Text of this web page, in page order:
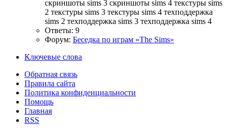
скриншоты sims 3 скриншоты sims 4 текстуры sims
2 текстуры sims 3 текстуры sims 4 техподдержка
sims 2 техподдержка sims 3 техподдержка sims 4
Ответы: 9
Форум: Беседка по играм «The Sims»
Ключевые слова
Обратная связь
Правила сайта
Политика конфиденциальности
Помощь
Главная
RSS